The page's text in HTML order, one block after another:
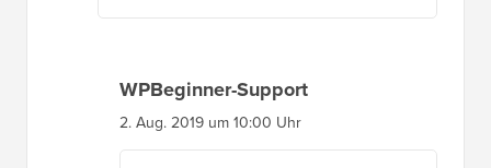
WPBeginner-Support
2. Aug. 2019 um 10:00 Uhr